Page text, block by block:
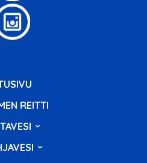
REITTI